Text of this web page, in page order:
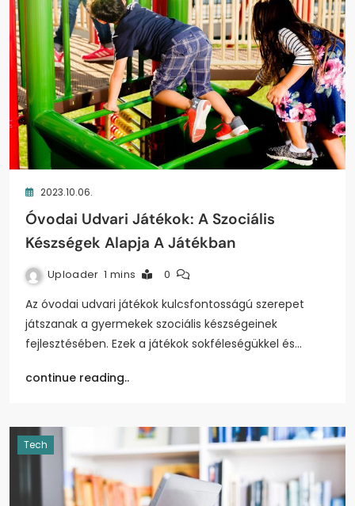
2023.10.06.
Óvodai Udvari Játékok: A Szociális
Készségek Alapja A Játékban
Uploader 1 mins 0
Az óvodai udvari játékok kulcsfontosságú szerepet
játszanak a gyermekek szociális készségeinek
fejlesztésében. Ezek a játékok sokféleségükkel és…
continue reading..
Tech